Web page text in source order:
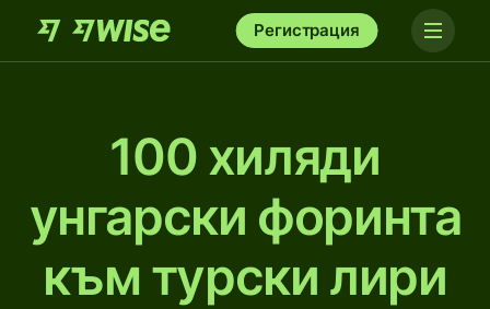
Регистрация
100 хиляди
унгарски форинта
към турски лири